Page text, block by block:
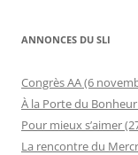
ANNONCES DU SLI
Congrès AA (6
À la Porte du
Pour mieux s’aimer
La rencontre du